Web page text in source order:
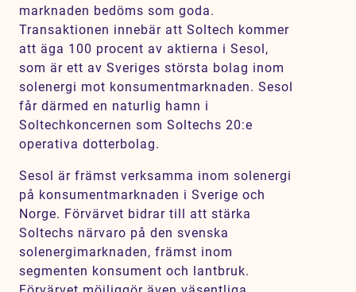
marknaden bedöms som goda.
Transaktionen innebär att Soltech kommer
att äga 100 procent av aktierna i Sesol,
som är ett av Sveriges största bolag inom
solenergi mot konsumentmarknaden. Sesol
får därmed en naturlig hamn i
Soltechkoncernen som Soltechs 20:e
operativa dotterbolag.
Sesol är främst verksamma inom solenergi
på konsumentmarknaden i Sverige och
Norge. Förvärvet bidrar till att stärka
Soltechs närvaro på den svenska
solenergimarknaden, främst inom
segmenten konsument och lantbruk.